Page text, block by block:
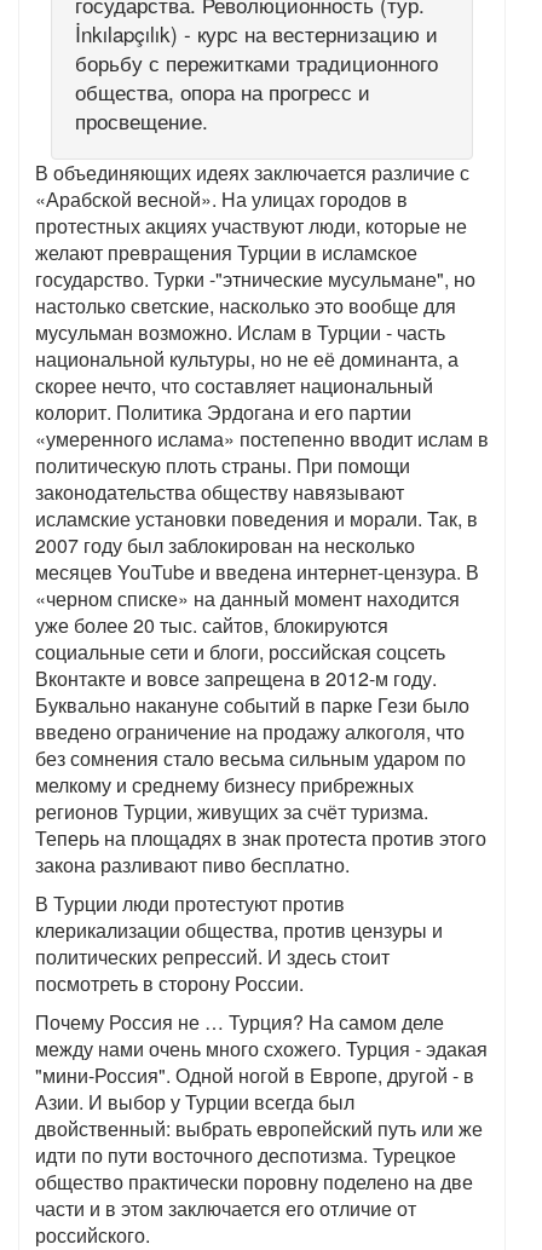
İnkılapçılık) - курс на вестернизацию и
борьбу с пережитками традиционного
общества, опора на прогресс и
просвещение.
В объединяющих идеях заключается различие с
«Арабской весной». На улицах городов в
протестных акциях участвуют люди, которые не
желают превращения Турции в исламское
государство. Турки -"этнические мусульмане", но
настолько светские, насколько это вообще для
мусульман возможно. Ислам в Турции - часть
национальной культуры, но не её доминанта, а
скорее нечто, что составляет национальный
колорит. Политика Эрдогана и его партии
«умеренного ислама» постепенно вводит ислам в
политическую плоть страны. При помощи
законодательства обществу навязывают
исламские установки поведения и морали. Так, в
2007 году был заблокирован на несколько
месяцев YouTube и введена интернет-цензура. В
«черном списке» на данный момент находится
уже более 20 тыс. сайтов, блокируются
социальные сети и блоги, российская соцсеть
Вконтакте и вовсе запрещена в 2012-м году.
Буквально накануне событий в парке Гези было
введено ограничение на продажу алкоголя, что
без сомнения стало весьма сильным ударом по
мелкому и среднему бизнесу прибрежных
регионов Турции, живущих за счёт туризма.
Теперь на площадях в знак протеста против этого
закона разливают пиво бесплатно.
В Турции люди протестуют против
клерикализации общества, против цензуры и
политических репрессий. И здесь стоит
посмотреть в сторону России.
Почему Россия не … Турция? На самом деле
между нами очень много схожего. Турция - эдакая
"мини-Россия". Одной ногой в Европе, другой - в
Азии. И выбор у Турции всегда был
двойственный: выбрать европейский путь или же
идти по пути восточного деспотизма. Турецкое
общество практически поровну поделено на две
части и в этом заключается его отличие от
российского.